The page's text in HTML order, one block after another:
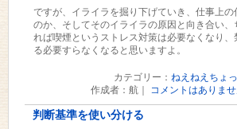
ですが、イライラを掘り下げていき、仕事上
のか、そしてそのイライラの原因と向き合い、
れば喫煙というストレス対策は必要なくなり
る必要すらなくなると思いますよ。
カテゴリー： ねえねえちょ
作成者：航｜ コメントはありま
判断基準を使い分ける